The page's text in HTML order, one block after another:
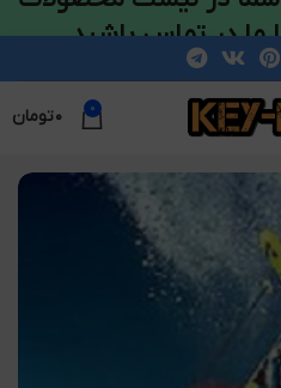
0 ۰تومان
ما در تماس باشید